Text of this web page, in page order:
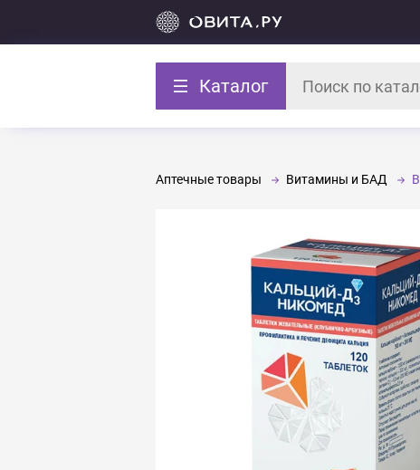
Каталог
Аптечные товары Витамины и БАД